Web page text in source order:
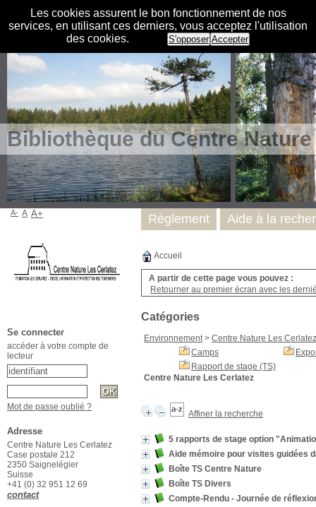
Les cookies assurent le bon fonctionnement de nos
services, en utilisant ces derniers, vous acceptez l'utilisation
des cookies.
S'opposer Accepter
Bibliothèque du Centre
Accueil
A partir de cette page vous pouvez :
Retourner au premier écran avec les
Catégories
Environnement> Centre Nature Les Cerlatez
Camps
Rapport de stage (TS)
Centre Nature Les Cerlatez
Affiner la recherche
5 rapports de stage option
Aide mémoire pour visites guidées
Boîte TS Centre Nature
Boîte TS Divers
Compte-Rendu - Journée de
Règlement Aide à la
A- A A+
Se connecter
accéder à votre compte de
lecteur
Mot de passe oublié ?
Adresse
Centre Nature Les Cerlatez
Case postale 212
2350 Saignelégier
Suisse
+41 (0) 32 951 12 69
contact